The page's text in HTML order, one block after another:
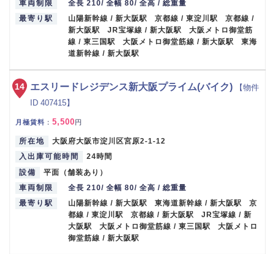
車両制限
全長 210/ 全幅 80/ 全高 / 総重量
最寄り駅
山陽新幹線 / 新大阪駅 京都線 / 東淀川駅 京都線 /
新大阪駅 JR宝塚線 / 新大阪駅 大阪メトロ御堂筋
線 / 東三国駅 大阪メトロ御堂筋線 / 新大阪駅 東海
道新幹線 / 新大阪駅
エスリードレジデンス新大阪プライム(バイク)
【物件
ID 407415】
月極賃料 ： 5,500円
所在地
大阪府大阪市淀川区宮原2-1-12
入出庫可能時間
24時間
設備
平面（舗装あり）
車両制限
全長 210/ 全幅 80/ 全高 / 総重量
最寄り駅
山陽新幹線 / 新大阪駅 東海道新幹線 / 新大阪駅 京
都線 / 東淀川駅 京都線 / 新大阪駅 JR宝塚線 / 新
大阪駅 大阪メトロ御堂筋線 / 東三国駅 大阪メトロ
御堂筋線 / 新大阪駅
14